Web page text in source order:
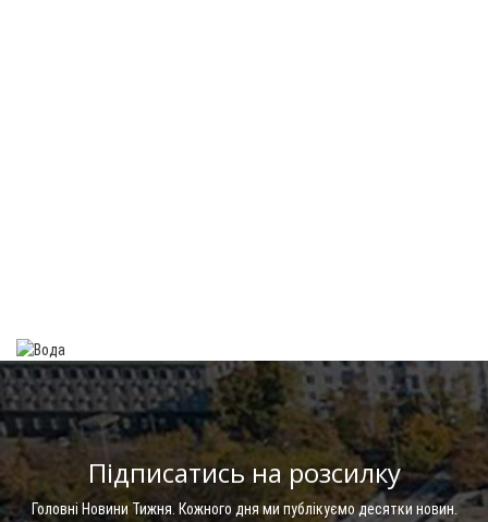
Підписатись на розсилку
Головні Новини Тижня. Кожного дня ми публікуємо десятки новин.